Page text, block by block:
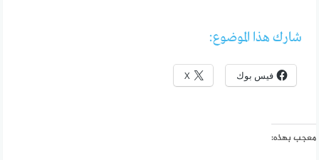
شارك هذا الموضوع:
فيس بوك X
معجب بهذه: